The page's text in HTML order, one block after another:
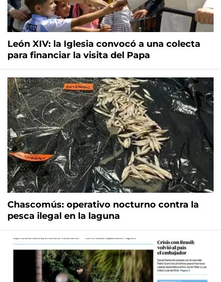
León XIV: la Iglesia convocó a una colecta
para financiar la visita del Papa
Chascomús: operativo nocturno contra la
pesca ilegal en la laguna